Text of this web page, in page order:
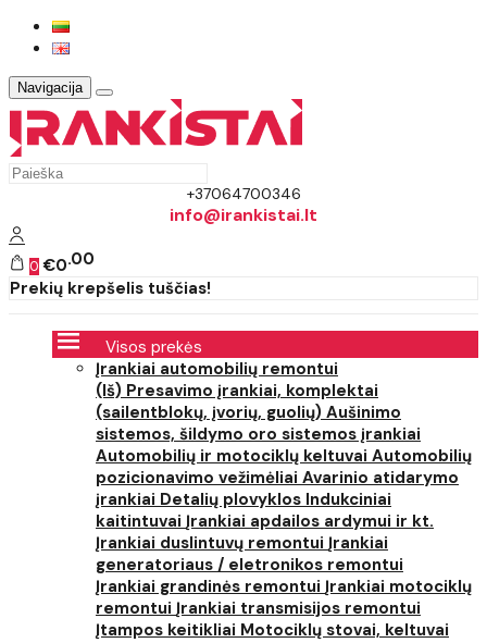
Navigacija
+37064700346
info@irankistai.lt
0 €0 00
Prekių krepšelis tuščias!
Visos prekės
Įrankiai automobilių remontui
(Iš) Presavimo įrankiai, komplektai
(sailentblokų, įvorių, guolių) Aušinimo
sistemos, šildymo oro sistemos įrankiai
Automobilių ir motociklų keltuvai Automobilių
pozicionavimo vežimėliai Avarinio atidarymo
įrankiai Detalių plovyklos Indukciniai
kaitintuvai Įrankiai apdailos ardymui ir kt.
Įrankiai duslintuvų remontui Įrankiai
generatoriaus / eletronikos remontui
Įrankiai grandinės remontui Įrankiai motociklų
remontui Įrankiai transmisijos remontui
Įtampos keitikliai Motociklų stovai, keltuvai